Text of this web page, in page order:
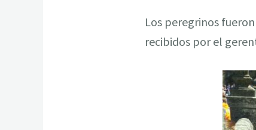
Los peregrinos
recibidos por el